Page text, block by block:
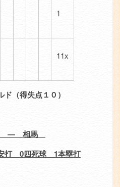
1
11x
（得失点１０）
― 相馬
打 0四死球 1本塁打